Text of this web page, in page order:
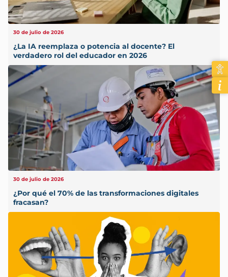
30 de julio de 2026
¿La IA reemplaza o potencia al docente? El
verdadero rol del educador en 2026
30 de julio de 2026
¿Por qué el 70% de las transformaciones digitales
fracasan?